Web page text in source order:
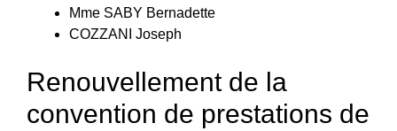
Mme SABY Bernadette
COZZANI Joseph
Renouvellement de la
convention de prestations de